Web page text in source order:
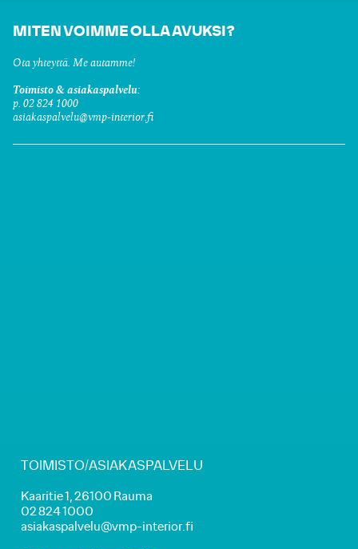
MITEN VOIMME OLLA AVUKSI?
Ota yhteyttä. Me autamme!
Toimisto & asiakaspalvelu:
p. 02 824 1000
asiakaspalvelu@vmp-interior.fi
TOIMISTO/ASIAKASPALVELU
Kaaritie 1, 26100 Rauma
02 824 1000
asiakaspalvelu@vmp-interior.fi